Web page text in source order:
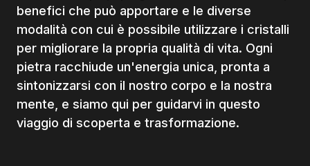
benefici che può apportare e le diverse
modalità con cui è possibile utilizzare i cristalli
per migliorare la propria qualità di vita. Ogni
pietra racchiude un'energia unica, pronta a
sintonizzarsi con il nostro corpo e la nostra
mente, e siamo qui per guidarvi in questo
viaggio di scoperta e trasformazione.